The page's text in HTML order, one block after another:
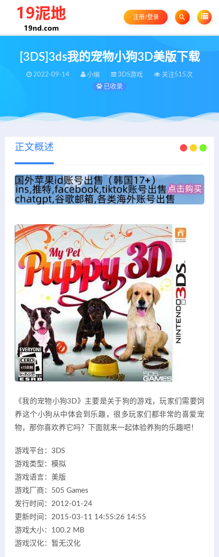
注册/登录
[3DS]3ds我的宠物小狗3D美版下载
2022-09-14 小编 3DS游戏
关注515次
已收录
正文概述
《我的宠物小狗3D》主要是关于狗的游戏，玩家们需要饲
养这个小狗从中体会到乐趣，很多玩家们都非常的喜爱宠
物，那你喜欢养它吗？下面就来一起体验养狗的乐趣吧！
游戏平台：3DS
游戏类型：模拟
游戏语言：美版
游戏厂商：505 Games
发行时间：2012-01-24
更新时间：2015-03-11 14:55:26 14:55
游戏大小：100.2 MB
游戏汉化：暂无汉化